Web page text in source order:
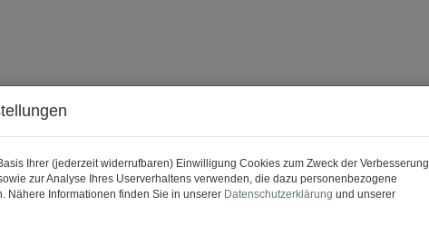
Ihrer (jederzeit widerrufbaren) Einwilligung Cookies zum Zweck der Verbesserung
zur Analyse Ihres Userverhaltens verwenden, die dazu personenbezogene
Nähere Informationen finden Sie in unserer Datenschutzerklärung und unserer